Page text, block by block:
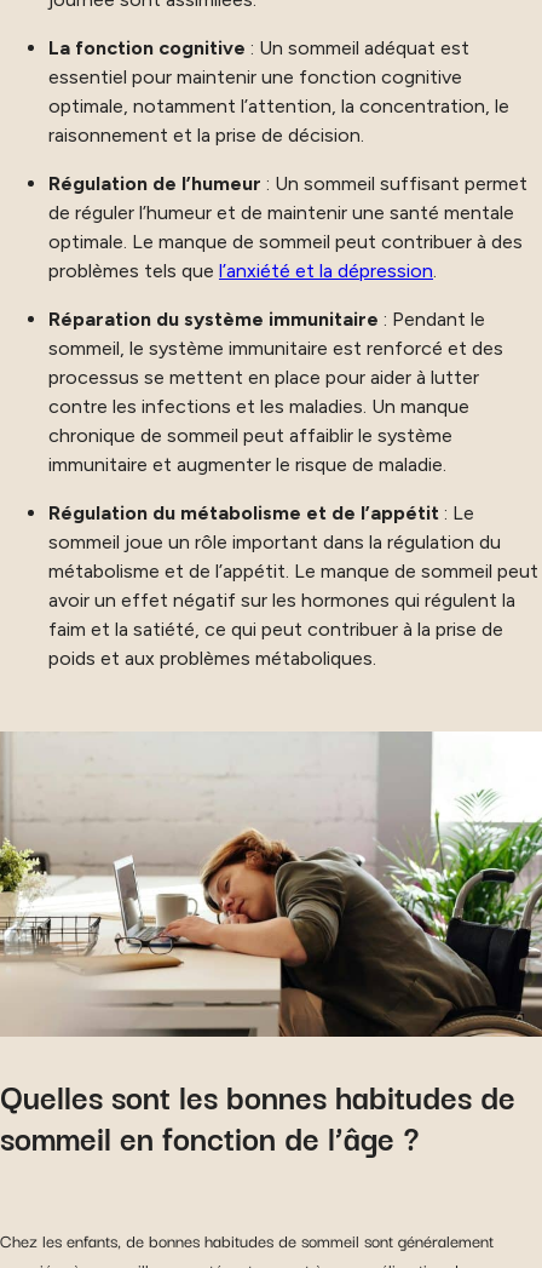
La fonction cognitive : Un sommeil adéquat est
essentiel pour maintenir une fonction cognitive
optimale, notamment l’attention, la concentration, le
raisonnement et la prise de décision.
Régulation de l’humeur : Un sommeil suffisant permet
de réguler l’humeur et de maintenir une santé mentale
optimale. Le manque de sommeil peut contribuer à des
problèmes tels que l’anxiété et la dépression.
Réparation du système immunitaire : Pendant le
sommeil, le système immunitaire est renforcé et des
processus se mettent en place pour aider à lutter
contre les infections et les maladies. Un manque
chronique de sommeil peut affaiblir le système
immunitaire et augmenter le risque de maladie.
Régulation du métabolisme et de l’appétit : Le
sommeil joue un rôle important dans la régulation du
métabolisme et de l’appétit. Le manque de sommeil peut
avoir un effet négatif sur les hormones qui régulent la
faim et la satiété, ce qui peut contribuer à la prise de
poids et aux problèmes métaboliques.
Quelles sont les bonnes habitudes de
sommeil en fonction de l’âge ?
Chez les enfants, de bonnes habitudes de sommeil sont généralement